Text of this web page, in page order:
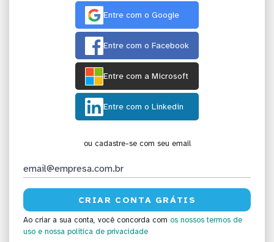
Entre com o Google
Entre com o Facebook
Entre com a Microsoft
Entre com o Linkedin
ou cadastre-se com seu email
Ao criar a sua conta, você concorda com os nossos termos de
uso e nossa política de privacidade